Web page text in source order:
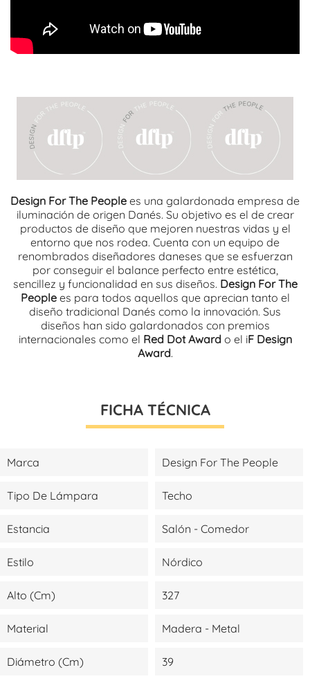
Design For The People es una galardonada empresa de
iluminación de origen Danés. Su objetivo es el de crear
productos de diseño que mejoren nuestras vidas y el
entorno que nos rodea. Cuenta con un equipo de
renombrados diseñadores daneses que se esfuerzan
por conseguir el balance perfecto entre estética,
sencillez y funcionalidad en sus diseños. Design For The
Peoplees para todos aquellos que aprecian tanto el
diseño tradicional Danés como la innovación. Sus
diseños han sido galardonados con premios
internacionales como el Red Dot Awardo el iF Design
Award.
FICHA TÉCNICA
Marca Design For The People
Tipo De Lámpara Techo
Estancia Salón - Comedor
Estilo Nórdico
Alto (cm) 327
Material Madera - Metal
Diámetro (cm) 39